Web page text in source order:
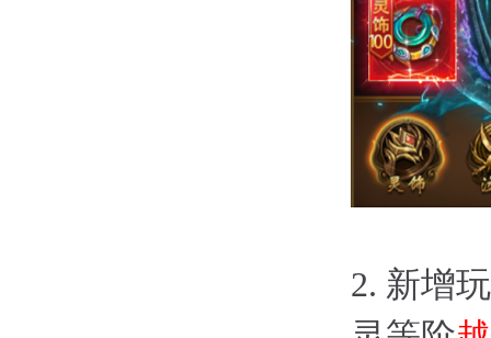
2. 新增